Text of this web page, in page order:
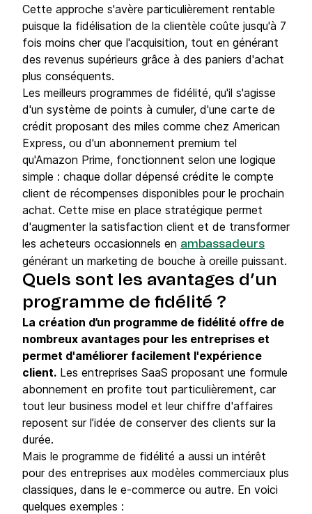
Cette approche s'avère particulièrement rentable
puisque la fidélisation de la clientèle coûte jusqu'à 7
fois moins cher que l'acquisition, tout en générant
des revenus supérieurs grâce à des paniers d'achat
plus conséquents.
Les meilleurs programmes de fidélité, qu'il s'agisse
d'un système de points à cumuler, d'une carte de
crédit proposant des miles comme chez American
Express, ou d'un abonnement premium tel
qu'Amazon Prime, fonctionnent selon une logique
simple : chaque dollar dépensé crédite le compte
client de récompenses disponibles pour le prochain
achat. Cette mise en place stratégique permet
d'augmenter la satisfaction client et de transformer
les acheteurs occasionnels en ambassadeurs
générant un marketing de bouche à oreille puissant.
Quels sont les avantages d’un
programme de fidélité ?
La création d’un programme de fidélité offre de
nombreux avantages pour les entreprises et
permet d'améliorer facilement l'expérience
client. Les entreprises SaaS proposant une formule
abonnement en profite tout particulièrement, car
tout leur business model et leur chiffre d'affaires
reposent sur l’idée de conserver des clients sur la
durée.
Mais le programme de fidélité a aussi un intérêt
pour des entreprises aux modèles commerciaux plus
classiques, dans le e-commerce ou autre. En voici
quelques exemples :